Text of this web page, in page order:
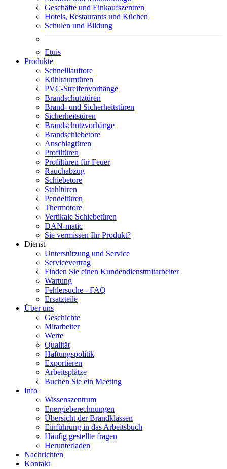
Geschäfte und Einkaufszentren
Hotels, Restaurants und Küchen
Schulen und Bildung
Etuis
Produkte
Schnelllauftore
Kühlraumtüren
PVC-Streifenvorhänge
Brandschutztüren
Brand- und Sicherheitstüren
Sicherheitstüren
Brandschutzvorhänge
Brandschiebetore
Anschlagtüren
Profiltüren
Profiltüren für Feuer
Rauchabzug
Schiebetore
Stahltüren
Pendeltüren
Thermotore
Vertikale Schiebetüren
DAN-matic
Sie vermissen Ihr Produkt?
Dienst
Unterstützung und Service
Servicevertrag
Finden Sie einen Kundendienstmitarbeiter
Wartung
Fehlersuche - FAQ
Ersatzteile
Über uns
Geschichte
Mitarbeiter
Werte
Qualität
Haftungspolitik
Exportieren
Arbeitsplätze
Buchen Sie ein Meeting
Info
Wissenszentrum
Energieberechnungen
Übersicht der Brandklassen
Einführung in das Arbeitsbuch
Häufig gestellte fragen
Herunterladen
Nachrichten
Kontakt